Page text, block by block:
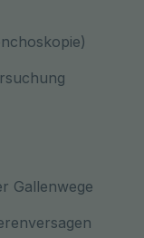
Gallenwege